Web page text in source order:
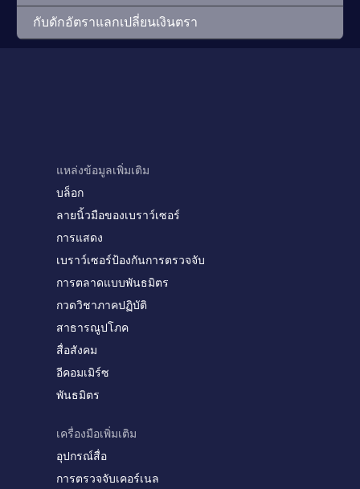
กับดักอัตราแลกเปลี่ยนเงินตรา
แหล่งข้อมูลเพิ่มเติม
บล็อก
ลายนิ้วมือของเบราว์เซอร์
การแสดง
เบราว์เซอร์ป้องกันการตรวจจับ
การตลาดแบบพันธมิตร
กวดวิชาภาคปฏิบัติ
สาธารณูปโภค
สื่อสังคม
อีคอมเมิร์ซ
พันธมิตร
เครื่องมือเพิ่มเติม
อุปกรณ์สื่อ
การตรวจจับเคอร์เนล